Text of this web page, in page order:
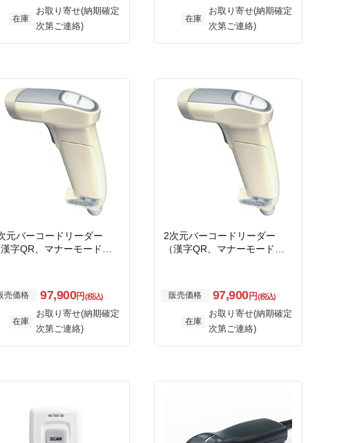
在庫
お取り寄せ(納期確定
次第ご連絡)
在庫
お取り寄せ(納期確定
次第ご連絡)
元バーコードリーダー
漢字QR、マナーモード）
売価格 97,900円(税込)
在庫
お取り寄せ(納期確定
次第ご連絡)
2次元バーコードリーダー
（漢字QR、マナーモード）
販売価格 97,900円(税込)
在庫
お取り寄せ(納期確定
次第ご連絡)